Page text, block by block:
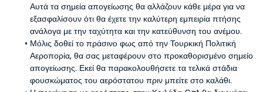
Αυτά τα σημεία απογείωσης θα αλλάζουν κάθε μέρα για να
εξασφαλίσουν ότι θα έχετε την καλύτερη εμπειρία πτήσης
ανάλογα με την ταχύτητα και την κατεύθυνση του ανέμου.
Μόλις δοθεί το πράσινο φως από την Τουρκική Πολιτική
Αεροπορία, θα σας μεταφέρουν στο προκαθορισμένο σημείο
απογείωσης. Εκεί θα παρακολουθήσετε τα τελικά στάδια
φουσκώματος του αερόστατου πριν μπείτε στο καλάθι.